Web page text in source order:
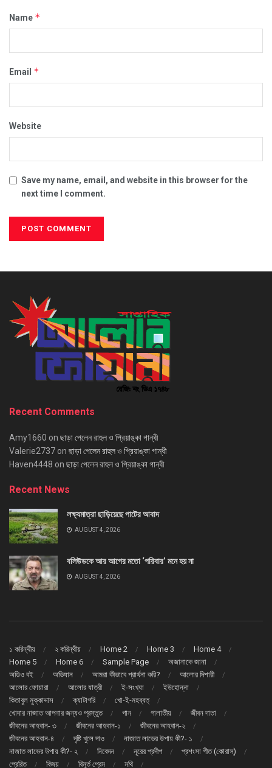
Name *
Email *
Website
Save my name, email, and website in this browser for the
next time I comment.
Recent Comments
Amy1660 on ছাড়া পেলেন রাহুল ও প্রিয়াঙ্কা গান্ধী
Valerie2737 on ছাড়া পেলেন রাহুল ও প্রিয়াঙ্কা গান্ধী
Haven4448 on ছাড়া পেলেন রাহুল ও প্রিয়াঙ্কা গান্ধী
Recent News
লক্ষ্যমাত্রা ছাড়িয়েছে পাটের আবাদ
AUGUST 4, 2026
বলিউডকে আর আগের মতো ‘পরিবার’ মনে হয় না
AUGUST 4, 2026
১ করিন্থীয় ২ করিন্থীয় Home 2 Home 3
Home 4
Home 5
Home 6 Sample Page
অজানাকে জানা
অডিও বই
অভিযান আমরা কীভাবে প্রার্থনা করি?
আলোর দিশারী
আলোর ফোয়ারা
আলোর যাত্রী ই-সংখ্যা
ইউহোন্না
কিতাবুল মুক্কাদ্দাস
ক্যাটাগরি
খো-ই-মহব্বত্
খোদার নাজাত আপনার জন্যও প্রস্তুত
গান গালাতীয়
জীবন দাতা
জীবনের আহবান- ৩
জীবনের আহবান-১
জীবনের আহবান-২
জীবনের আহবান-৪
দৃষ্টি খুলে দাও
নাজাত লাভের উপায় কী?- ১
নাজাত লাভের উপায় কী?- ২
নিবেদন নূরের প্রদীপ
প্রশংসা গীত (কোরাস্)
প্রেরিত
বিজয় বিমূর্ত প্রেম মথি